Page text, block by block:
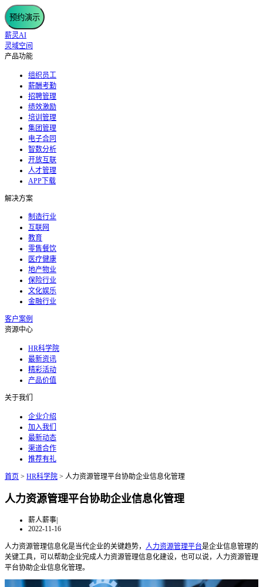
预约演示
薪灵AI
灵域空间
产品功能
组织员工
薪酬考勤
招聘管理
绩效激励
培训管理
集团管理
电子合同
智数分析
开放互联
人才管理
APP下载
解决方案
制造行业
互联网
教育
零售餐饮
医疗健康
地产物业
保险行业
文化娱乐
金融行业
客户案例
资源中心
HR科学院
最新资讯
精彩活动
产品价值
关于我们
企业介绍
加入我们
最新动态
渠道合作
推荐有礼
首页 > HR科学院 > 人力资源管理平台协助企业信息化管理
人力资源管理平台协助企业信息化管理
薪人薪事|
2022-11-16
人力资源管理信息化是当代企业的关键趋势， 人力资源管理平台是企业信息管理的
关键工具，可以帮助企业完成人力资源管理信息化建设，也可以说，人力资源管理
平台协助企业信息化管理。